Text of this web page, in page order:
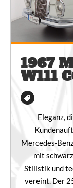
1967
W111
Eleganz,
Mercedes-
mit
Stilistik und
vereint. Der